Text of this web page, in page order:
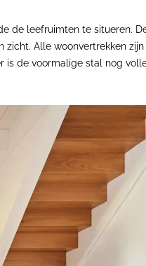
de leefruimten te situeren.
Alle woonvertrekken
de voormalige stal nog